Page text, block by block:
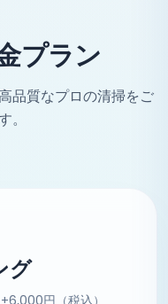
プラン
品質なプロの清掃をご
。
グ
円（税込）